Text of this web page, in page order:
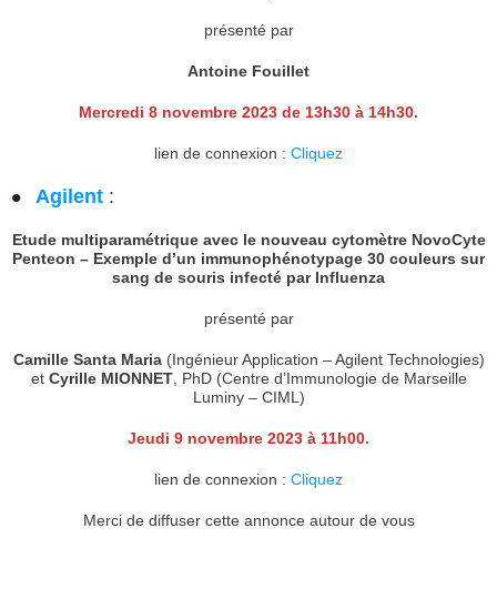
présenté par
Antoine Fouillet
Mercredi 8 novembre 2023 de 13h30 à 14h30.
lien de connexion : Cliquez
Agilent :
Etude multiparamétrique avec le nouveau cytomètre NovoCyte
Penteon – Exemple d’un immunophénotypage 30 couleurs sur
sang de souris infecté par Influenza
présenté par
Camille Santa Maria(Ingénieur Application – Agilent Technologies)
et Cyrille MIONNET, PhD (Centre d’Immunologie de Marseille
Luminy – CIML)
Jeudi 9 novembre 2023 à 11h00.
lien de connexion : Cliquez
Merci de diffuser cette annonce autour de vous